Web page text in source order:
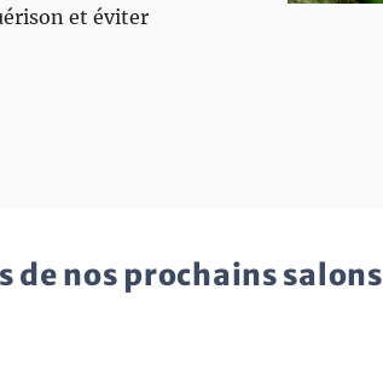
et éviter
de nos prochains salons